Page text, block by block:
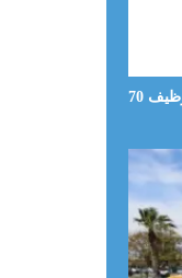
مباراة توظيف وزارة الفلاحة 2026.. إعلان عن توظيف 70